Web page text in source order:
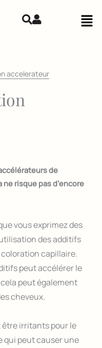
accelerateur
de
risque pas d’encore
vous exprimez des
des additifs
capillaire.
peut accélérer le
peut également
cheveux.
irritants pour le
qui peut causer une